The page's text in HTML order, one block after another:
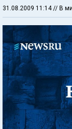
31.08.2009 11:14 // В